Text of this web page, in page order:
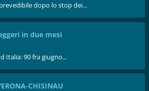
dopo lo stop dei...
in due mesi
Italia: 90 fra giugno...
CHISINAU